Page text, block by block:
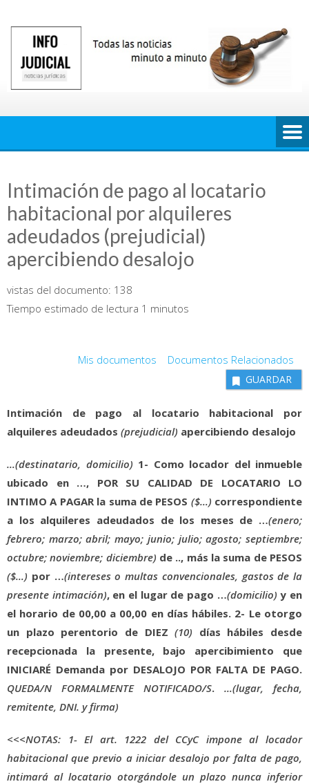
contenido
Intimación de pago al locatario
habitacional por alquileres
adeudados (prejudicial)
apercibiendo desalojo
vistas del documento: 138
Tiempo estimado de lectura 1 minutos
Mis documentos Documentos Relacionados
GUARDAR
Intimación de pago al locatario habitacional por
alquileres adeudados (prejudicial) apercibiendo desalojo
…(destinatario, domicilio) 1- Como locador del inmueble
ubicado en …, POR SU CALIDAD DE LOCATARIO LO
INTIMO A PAGARla suma de PESOS ($…) correspondiente
a los alquileres adeudados de los meses de …(enero;
febrero; marzo; abril; mayo; junio; julio; agosto; septiembre;
octubre; noviembre; diciembre) de .., más la suma de PESOS
($…) por …(intereses o multas convencionales, gastos de la
presente intimación), en el lugar de pago …(domicilio) y en
el horario de 00,00 a 00,00 en días hábiles. 2- Le otorgo
un plazo perentorio de DIEZ(10) días hábiles desde
recepcionada la presente, bajo apercibimiento que
INICIARÉ Demanda por DESALOJO POR FALTA DE PAGO.
QUEDA/N
FORMALMENTE NOTIFICADO/S. …(lugar,
fecha,
remitente, DNI. y firma)
<<<NOTAS: 1-El art. 1222 del CCyC impone al locador
habitacional que previo a iniciar desalojo por falta de pago,
intimará al locatario otorgándole un plazo nunca inferior